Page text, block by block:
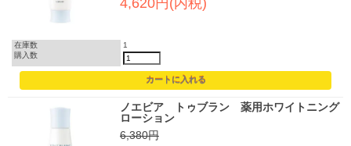
4,620円(内税)
在庫数
1
購入数
ノエビア トゥブラン 薬用ホワイトニング
ローション
6,380円